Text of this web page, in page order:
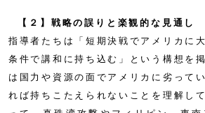
【２】戦略の誤りと楽観的な見通
指導者たちは「短期決戦でアメリカに
条件で講和に持ち込む」という構想を
は国力や資源の面でアメリカに劣って
れば持ちこたえられないことを理解し